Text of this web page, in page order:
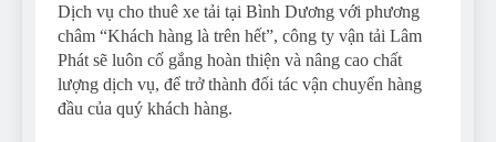
Dịch vụ cho thuê xe tải tại Bình Dương với phương
châm “Khách hàng là trên hết”, công ty vận tải Lâm
Phát sẽ luôn cố gắng hoàn thiện và nâng cao chất
lượng dịch vụ, để trở thành đối tác vận chuyển hàng
đầu của quý khách hàng.